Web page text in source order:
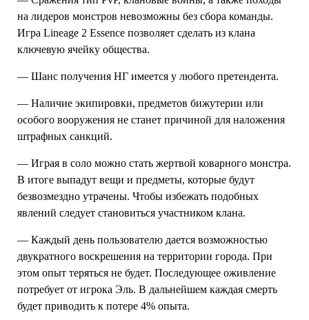
на лидеров монстров невозможны без сбора команды.
Игра Lineage 2 Essence позволяет сделать из клана
ключевую ячейку общества.
— Шанс получения НГ имеется у любого претендента.
— Наличие экипировки, предметов бижутерии или
особого вооружения не станет причиной для наложения
штрафных санкций.
— Играя в соло можно стать жертвой коварного монстра.
В итоге выпадут вещи и предметы, которые будут
безвозмездно утрачены. Чтобы избежать подобных
явлений следует становиться участником клана.
— Каждый день пользователю дается возможностью
двукратного воскрешения на территории города. При
этом опыт теряться не будет. Последующее оживление
потребует от игрока Эль. В дальнейшем каждая смерть
будет приводить к потере 4% опыта.